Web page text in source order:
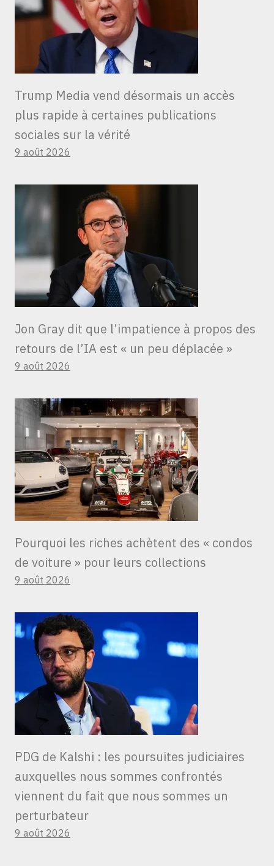
Trump Media vend désormais un accès
plus rapide à certaines publications
sociales sur la vérité
9 août 2026
Jon Gray dit que l’impatience à propos des
retours de l’IA est « un peu déplacée »
9 août 2026
Pourquoi les riches achètent des « condos
de voiture » ​​pour leurs collections
9 août 2026
PDG de Kalshi : les poursuites judiciaires
auxquelles nous sommes confrontés
viennent du fait que nous sommes un
perturbateur
9 août 2026